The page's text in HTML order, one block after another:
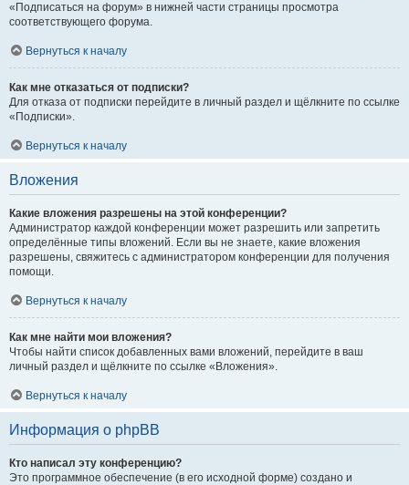
«Подписаться на форум» в нижней части страницы просмотра
соответствующего форума.
Вернуться к началу
Как мне отказаться от подписки?
Для отказа от подписки перейдите в личный раздел и щёлкните по ссылке
«Подписки».
Вернуться к началу
Вложения
Какие вложения разрешены на этой конференции?
Администратор каждой конференции может разрешить или запретить
определённые типы вложений. Если вы не знаете, какие вложения
разрешены, свяжитесь с администратором конференции для получения
помощи.
Вернуться к началу
Как мне найти мои вложения?
Чтобы найти список добавленных вами вложений, перейдите в ваш
личный раздел и щёлкните по ссылке «Вложения».
Вернуться к началу
Информация о phpBB
Кто написал эту конференцию?
Это программное обеспечение (в его исходной форме) создано и